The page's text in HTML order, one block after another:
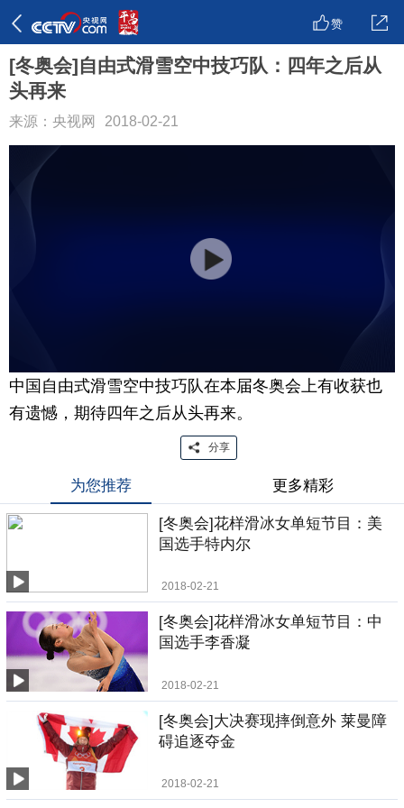
赞
[冬奥会]自由式滑雪空中技巧队：四年之后从
头再来
来源：央视网 2018-02-21
中国自由式滑雪空中技巧队在本届冬奥会上有收获也
有遗憾，期待四年之后从头再来。
分享
为您推荐 更多精彩
[冬奥会]花样滑冰女单短节目：美
国选手特内尔
2018-02-21
[冬奥会]花样滑冰女单短节目：中
国选手李香凝
2018-02-21
[冬奥会]大决赛现摔倒意外 莱曼障
碍追逐夺金
2018-02-21